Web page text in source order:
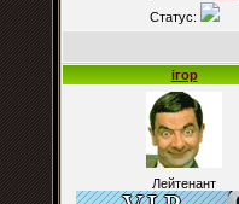
Статус:
ігор
Лейтенант